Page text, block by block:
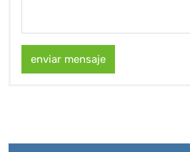
enviar mensaje